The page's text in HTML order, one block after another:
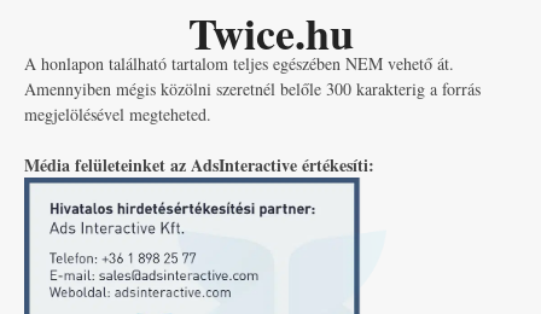
Twice.hu
A honlapon található tartalom teljes egészében NEM vehető át.
Amennyiben mégis közölni szeretnél belőle 300 karakterig a forrás
megjelölésével megteheted.
Média felületeinket az AdsInteractive értékesíti: